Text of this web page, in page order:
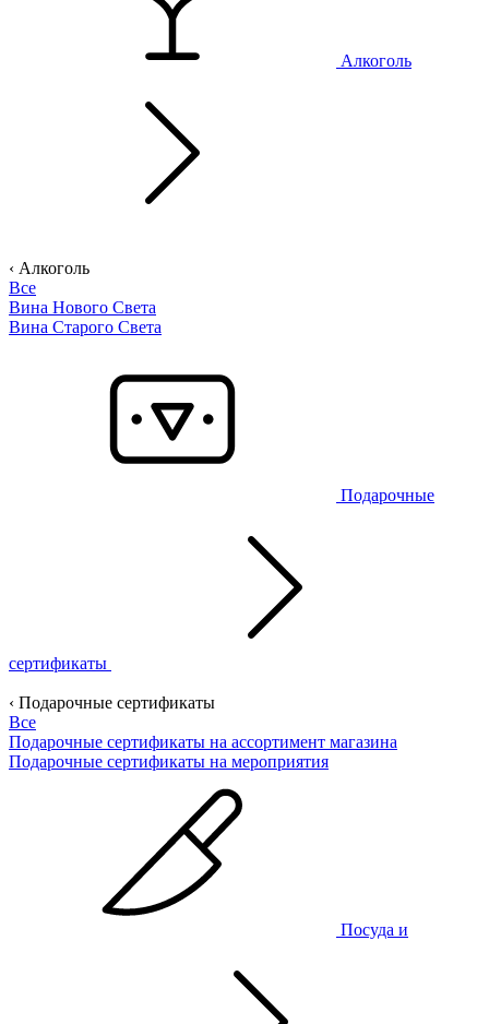
Алкоголь
‹ Алкоголь
Все
Вина Нового Света
Вина Старого Света
Подарочные
сертификаты
‹ Подарочные сертификаты
Все
Подарочные сертификаты на ассортимент магазина
Подарочные сертификаты на мероприятия
Посуда и